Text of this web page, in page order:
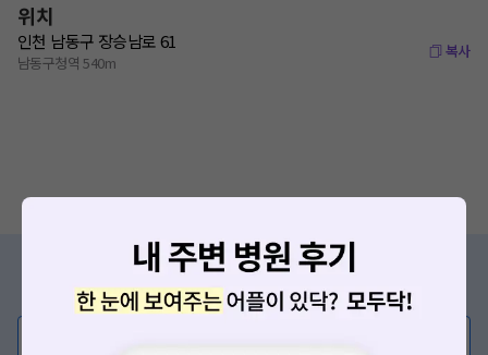
위치
인천 남동구 장승남로 61
남동구청역 540m
복사
증상/치료, 궁금한 점이 있나요?
의사가 직접 답해드려요!